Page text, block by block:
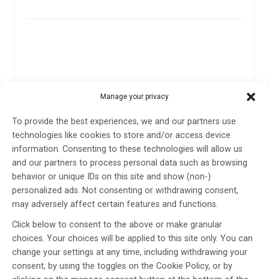
Manage your privacy
To provide the best experiences, we and our partners use
technologies like cookies to store and/or access device
information. Consenting to these technologies will allow us
and our partners to process personal data such as browsing
behavior or unique IDs on this site and show (non-)
personalized ads. Not consenting or withdrawing consent,
may adversely affect certain features and functions.
Click below to consent to the above or make granular
choices. Your choices will be applied to this site only. You can
change your settings at any time, including withdrawing your
consent, by using the toggles on the Cookie Policy, or by
Att äta kött minskar demensrisk hos genetisk
riskgrupp
En studie från Karolinska Institutet visar att högre
köttintag kan vara kopplat till lägre risk för kognitiv